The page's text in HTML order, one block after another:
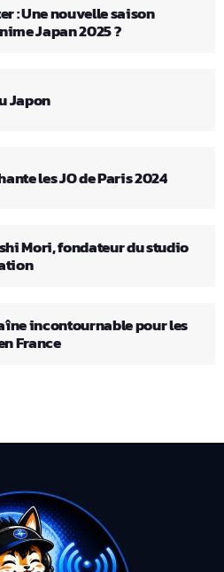
: Une nouvelle saison
Japan 2025 ?
Japon
les JO de Paris 2024
Mori, fondateur du studio
incontournable pour les
France